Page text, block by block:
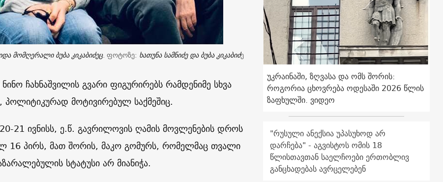
მომღერალი ბუბა კიკაბიძეც. ფოტოზე: ხათუნა სამნიძე და ბუბა კიკაბიძე
ჩახნაშვილის გვარი ფიგურირებს რამდენიმე სხვა
პოლიტიკურად მოტივირებულ საქმეშიც.
21 ივნისს, ე.წ. გავრილოვის ღამის მოვლენების დროს
16 პირს, მათ შორის, მაკო გომურს, რომელმაც თვალი
სტატუსი არ მიანიჭა.
უკრაინაში, ზღვასა და ომს შორის:
როგორია ცხოვრება ოდესაში 2026 წლის
ზაფხულში. ვიდეო
"რუსული ანექსია უპასუხოდ არ
დარჩება" - აგვისტოს ომის 18
წლისთავთან საელჩოები ერთობლივ
განცხადებას ავრცელებენ